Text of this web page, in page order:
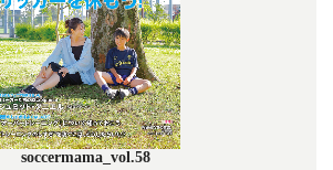
soccermama_vol.58